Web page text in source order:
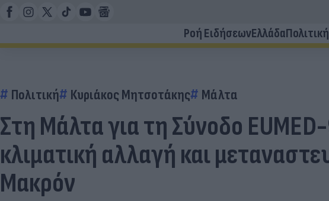
Ροή ΕιδήσεωνΕλλάδαΠολιτική
Πολιτική Κυριάκος Μητσοτάκης Μάλτα
Στη Μάλτα για τη Σύνοδο
κλιματική αλλαγή και
Μακρόν